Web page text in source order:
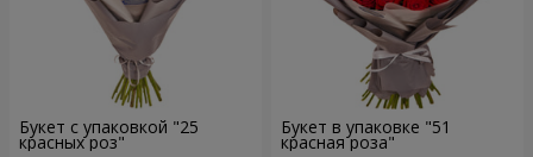
Букет с упаковкой "25
красных роз"
Букет в упаковке "51
красная роза"